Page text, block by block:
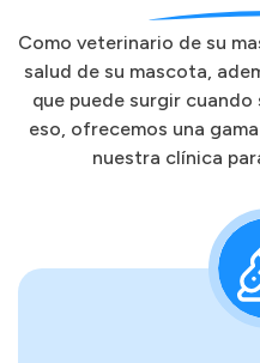
Como veterinario de su
salud de su mascota,
que puede surgir
eso, ofrecemos una
nuestra clínica